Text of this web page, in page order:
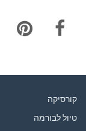
קורסיקה
טיול לבורמה